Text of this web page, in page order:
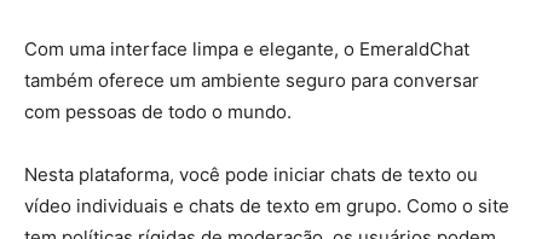
Com uma interface limpa e elegante, o EmeraldChat
também oferece um ambiente seguro para conversar
com pessoas de todo o mundo.
Nesta plataforma, você pode iniciar chats de texto ou
vídeo individuais e chats de texto em grupo. Como o site